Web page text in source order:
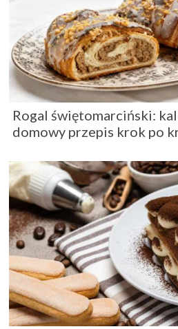
Rogal świętomarciński:
domowy przepis krok po